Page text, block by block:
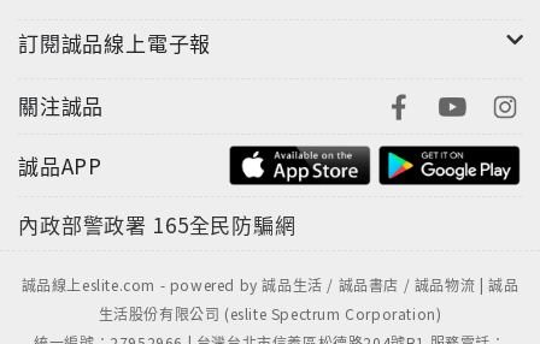
訂閱誠品線上電子報
關注誠品
誠品APP
內政部警政署 165全民防騙網
誠品線上eslite.com - powered by 誠品生活 / 誠品書店 / 誠品物流 | 誠品
生活股份有限公司 (eslite Spectrum Corporation)